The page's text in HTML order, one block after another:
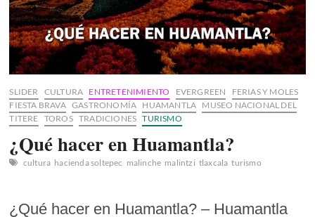
SLIDER CULTURA ENTRETENIMIENTO EVERGREEN
FERIAS Y MOLES
FIESTA BRAVA GASTRONOMÍA HUAMANTLA MUSEO NACIONAL DEL
TITERE TOROS TRADICIONES TURISMO
¿Qué hacer en Huamantla?
cultura hacienda soltepec malinche malintzi tlaxcala turismo
¿Qué hacer en Huamantla? – Huamantla